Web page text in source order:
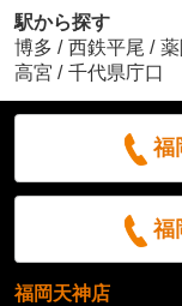
駅から探す
博多 / 西鉄平尾 /
高宮 / 千代県庁口
福
福
福岡天神店